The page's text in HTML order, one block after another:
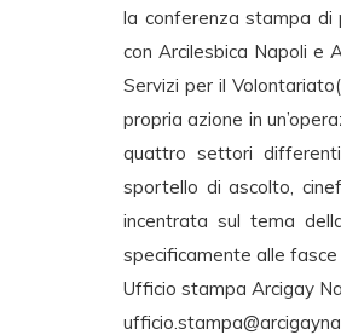
la conferenza stampa di
con Arcilesbica Napoli e
Servizi per il
propria azione in
quattro settori
sportello di ascolto,
incentrata sul tema
specificamente alle
Ufficio stampa Arcigay